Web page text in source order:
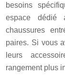
besoins
espace dédié
chaussures
paires. Si vous
leurs
rangement plus